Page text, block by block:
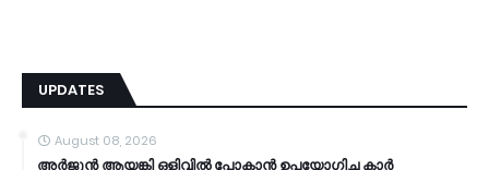
UPDATES
August 08, 2026
അർജുൻ ആയങ്കി ഒളിവിൽ പോകാൻ ഉപയോഗിച്ച കാർ